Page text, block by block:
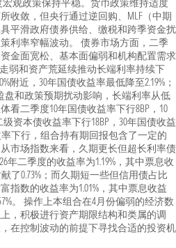
观政策保持平稳。货币政策维持适度
收敛，但央行通过逆回购、MLF（中期
平滑政府债券供给、缴税和跨季资金扰
利率窄幅波动。 债券市场方面，二季
金面宽松、基本面偏弱和机构配置需求
弱和资产荒延续推动长端利率持续下
附近，30年国债收益率最低降至2.19%；
盘和政策预期扰动影响，长端利率从低
看二季度10年国债收益率下行8BP，10
资本债收益率下行18BP，30年国债收益
下行，组合持有期回报包含了一定的
市场指数来看，久期更长但超长利率债
年二季度的收益率为1.19%，其中票息收
了0.73%；而久期短一些但信用债占比
指数的收益率为1.01%，其中票息收益
。 操作上本组合在4月份偏弱的经济数
，积极进行资产期限结构和类属的调
在控制波动的前提下寻找合适的投资机